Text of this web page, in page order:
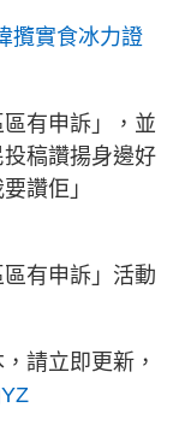
攬實食冰力證
有申訴」，並
稿讚揚身邊好
讚佢」
有申訴」活動
請立即更新，